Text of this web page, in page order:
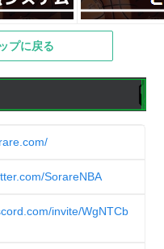
プに戻る
SorareNBA
invite/WgNTCb